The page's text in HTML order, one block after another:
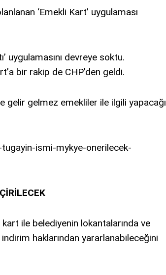
‘Emekli Kart’ uygulaması
uygulamasını devreye soktu.
bir rakip de CHP’den geldi.
gelir gelmez emekliler ile ilgili yapacağı
ile belediyenin lokantalarında ve
haklarından yararlanabileceğini